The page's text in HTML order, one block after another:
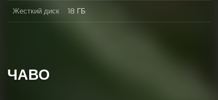
Жесткий диск Жесткий диск
18 ГБ
ЧАВО